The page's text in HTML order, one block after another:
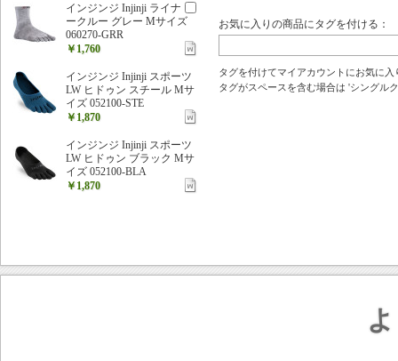
お気に入りの商品にタグを付ける：
タグを付けてマイアカウントにお気に
タグがスペースを含む場合は 'シングル
インジンジ Injinji ライナ
ークルー グレー Mサイズ
060270-GRR
￥1,760
インジンジ Injinji スポーツ
LW ヒドゥン スチール Mサ
イズ 052100-STE
￥1,870
インジンジ Injinji スポーツ
LW ヒドゥン ブラック Mサ
イズ 052100-BLA
￥1,870